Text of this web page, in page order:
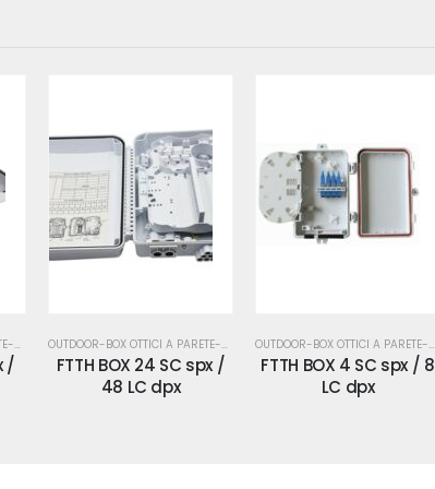
OUTDOOR-BOX OTTICI A PARETE-WALL BOX-MUFFOLE-IP55-66
/
OUTDOOR-BOX OTTICI A PARETE-WALL BOX-MUFFOLE-IP55-66
FTTH BOX 4 SC spx / 8
LC dpx
OUTDOOR-BOX OTTICI A PARETE-WALL BOX-MUFFOLE-IP55-66
FTTH BOX 48 SC spx /
96 LC dpx